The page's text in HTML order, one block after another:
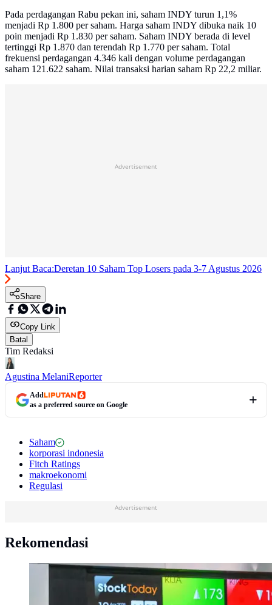
Pada perdagangan Rabu pekan ini, saham INDY turun 1,1%
menjadi Rp 1.800 per saham. Harga saham INDY dibuka naik 10
poin menjadi Rp 1.830 per saham. Saham INDY berada di level
tertinggi Rp 1.870 dan terendah Rp 1.770 per saham. Total
frekuensi perdagangan 4.346 kali dengan volume perdagangan
saham 121.622 saham. Nilai transaksi harian saham Rp 22,2 miliar.
Advertisement
Lanjut Baca:Deretan 10 Saham Top Losers pada 3-7 Agustus 2026
Share
Copy Link
Batal
Tim Redaksi
Agustina MelaniReporter
Add
as a preferred source on Google
Saham
korporasi indonesia
Fitch Ratings
makroekonomi
Regulasi
Advertisement
Rekomendasi